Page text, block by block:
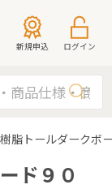
新規申込 ログイン
脂トールダークボ
ド９０